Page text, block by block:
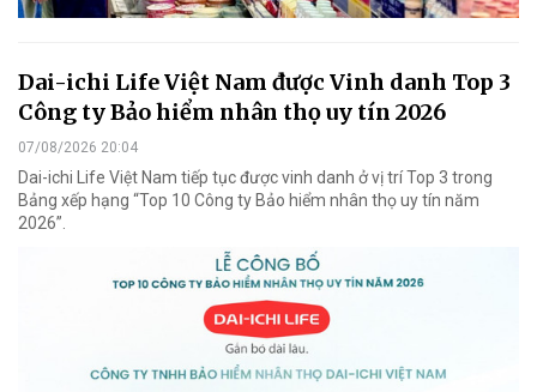
Dai-ichi Life Việt Nam được Vinh danh Top 3
Công ty Bảo hiểm nhân thọ uy tín 2026
07/08/2026 20:04
Dai-ichi Life Việt Nam tiếp tục được vinh danh ở vị trí Top 3 trong
Bảng xếp hạng “Top 10 Công ty Bảo hiểm nhân thọ uy tín năm
2026”.